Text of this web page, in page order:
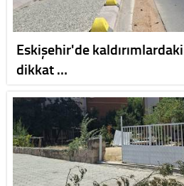
Eskişehir'de
dikkat …